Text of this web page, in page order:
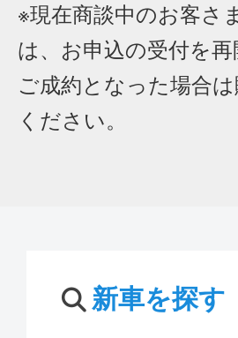
※現在商談中のお客さ
は、お申込の受付を再
ご成約となった場合
ください。
新車を探す